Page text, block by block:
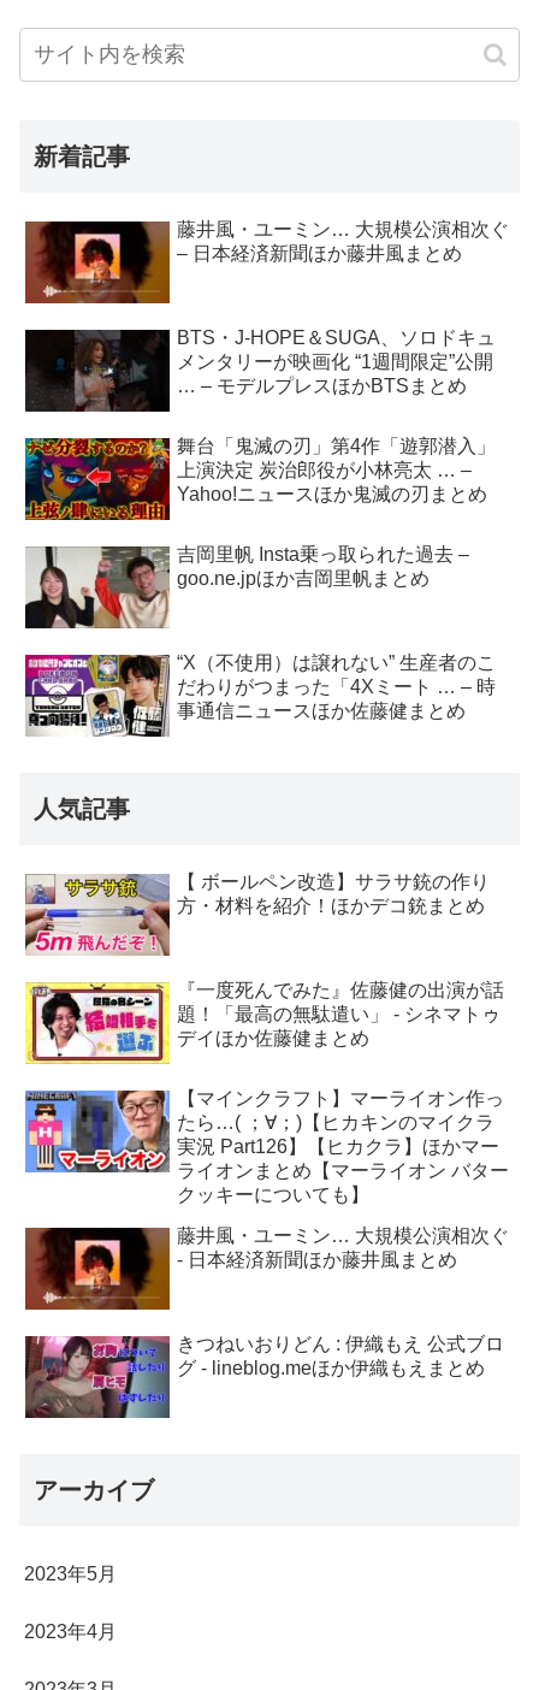
新着記事
藤井風・ユーミン… 大規模公演相次ぐ
– 日本経済新聞ほか藤井風まとめ
BTS・J-HOPE＆SUGA、ソロドキュ
メンタリーが映画化 “1週間限定”公開
… – モデルプレスほかBTSまとめ
舞台「鬼滅の刃」第4作「遊郭潜入」
上演決定 炭治郎役が小林亮太 … –
Yahoo!ニュースほか鬼滅の刃まとめ
吉岡里帆 Insta乗っ取られた過去 –
goo.ne.jpほか吉岡里帆まとめ
“X（不使用）は譲れない” 生産者のこ
だわりがつまった「4Xミート … – 時
事通信ニュースほか佐藤健まとめ
人気記事
【 ボールペン改造】サラサ銃の作り
方・材料を紹介！ほかデコ銃まとめ
『一度死んでみた』佐藤健の出演が話
題！「最高の無駄遣い」 - シネマトゥ
デイほか佐藤健まとめ
【マインクラフト】マーライオン作っ
たら…( ；∀；)【ヒカキンのマイクラ
実況 Part126】【ヒカクラ】ほかマー
ライオンまとめ【マーライオン バター
クッキーについても】
藤井風・ユーミン… 大規模公演相次ぐ
- 日本経済新聞ほか藤井風まとめ
きつねいおりどん : 伊織もえ 公式ブロ
グ - lineblog.meほか伊織もえまとめ
アーカイブ
2023年5月
2023年4月